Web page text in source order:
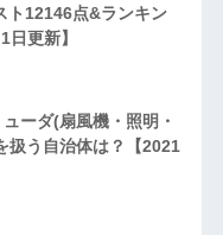
ト12146点&ランキン
更新】
ーダ(扇風機・照明・
扱う自治体は？【2021